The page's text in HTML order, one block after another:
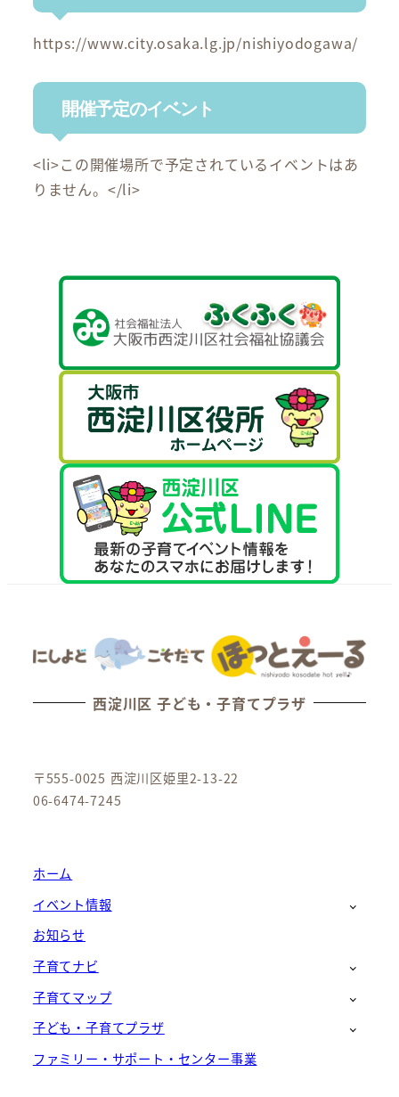
https://www.city.osaka.lg.jp/nishiyodogawa/
開催予定のイベント
<li>この開催場所で予定されているイベントはあ
りません。</li>
西淀川区 子ども・子育てプラザ
〒555-0025 西淀川区姫里2-13-22
06-6474-7245
ホーム
イベント情報
お知らせ
子育てナビ
子育てマップ
子ども・子育てプラザ
ファミリー・サポート・センター事業